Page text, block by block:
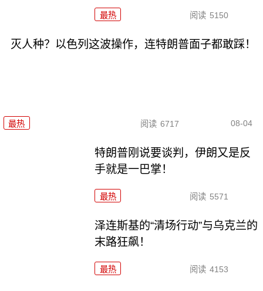
最热 阅读 5150
灭人种？以色列这波操作，连特朗普面子都敢踩！
最热 阅读 6717 08-04
特朗普刚说要谈判，伊朗又是反
手就是一巴掌！
最热 阅读 5571
泽连斯基的“清场行动”与乌克兰的
末路狂飙！
最热 阅读 4153